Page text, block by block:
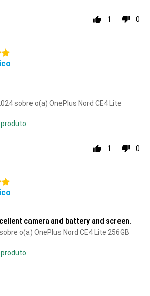
1 0
sobre o(a) OnePlus Nord CE4 Lite
1 0
camera and battery and screen.
o(a) OnePlus Nord CE4 Lite 256GB